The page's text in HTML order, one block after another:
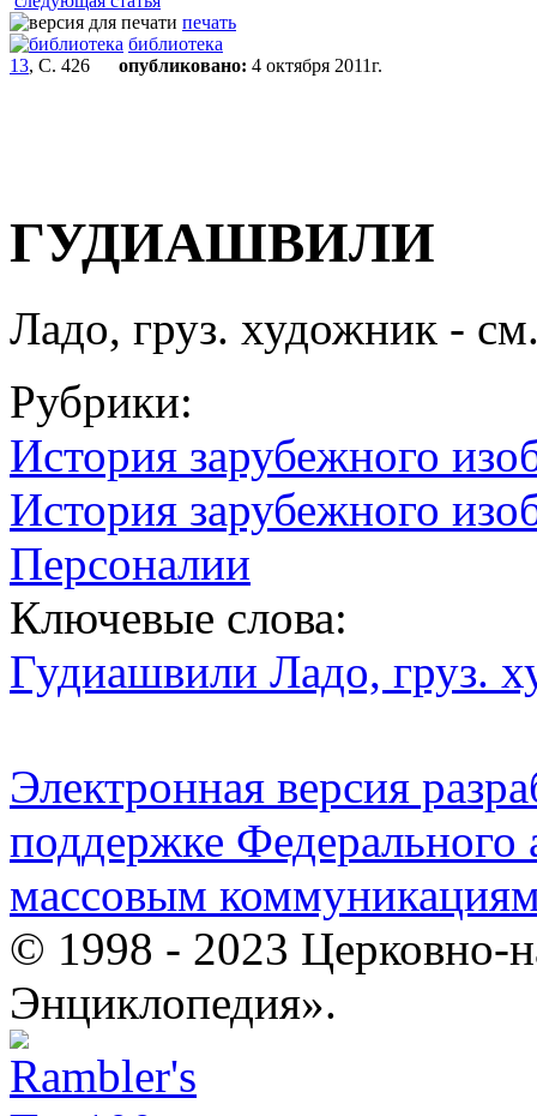
печать
библиотека
13, С. 426 опубликовано: 4 октября 2011г.
ГУДИАШВИЛИ
Ладо, груз. художник -
Рубрики:
История зарубежного
История зарубежного
Персоналии
Ключевые слова:
Гудиашвили Ладо, груз.
Электронная версия
поддержке Федерального
массовым
© 1998 - 2023 Церковно-
Энциклопедия».